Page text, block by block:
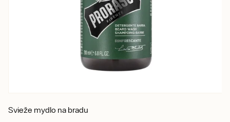
Svieže mydlo na bradu